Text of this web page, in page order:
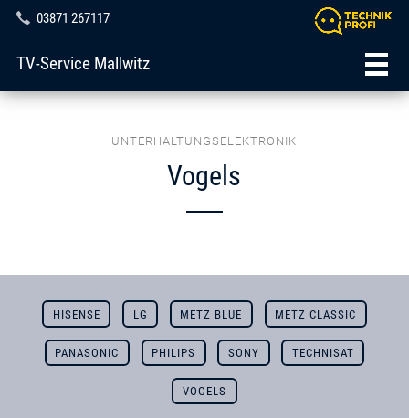
03871 267117
TV-Service Mallwitz
UNTERHALTUNGSELEKTRONIK
Vogels
HISENSE LG METZ BLUE METZ CLASSIC
PANASONIC PHILIPS SONY TECHNISAT
VOGELS